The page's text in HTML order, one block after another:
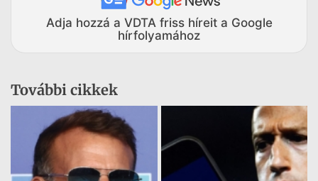
Adja hozzá a VDTA friss híreit a Google
hírfolyamához
További cikkek